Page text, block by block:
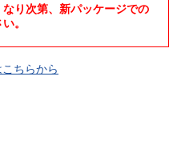
り次第、新パッケージでの
。
ちらから